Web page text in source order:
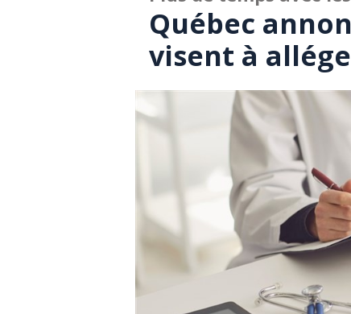
Québec
visent à